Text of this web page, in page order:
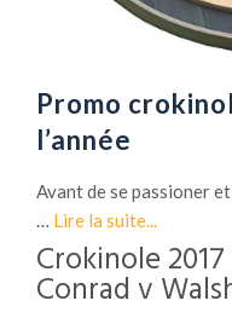
Promo
l’année
Avant de se passioner
… Lire la suite...
Crokinole
Conrad v